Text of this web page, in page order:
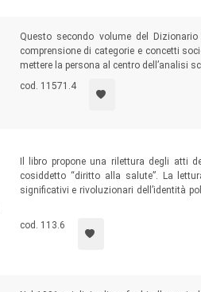
Questo secondo volume del
comprensione di categorie e concetti
mettere la persona al centro dell’analisi
cod. 11571.4
Il libro propone una rilettura degli atti
cosiddetto “diritto alla salute”. La
significativi e rivoluzionari dell’identità
su precisa intenzione dei costituenti,
questo libro se ne attualizzano alcuni
cod. 113.6